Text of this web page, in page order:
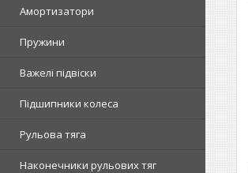
Амортизатори
Пружини
Важелі підвіски
Підшипники колеса
Рульова тяга
Наконечники рульових тяг